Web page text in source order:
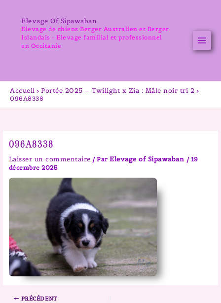
contenuElevage Of Sipawaban
Elevage de chiens Berger Australien et Berger
Islandais - Elevage familial et professionnel
en Occitanie
Accueil Portée 2025 – Twilight x Zia : Mâle noir tri 2
096A8338
096A8338
Laisser un commentaire / ParElevage of Sipawaban / 19
décembre 2025
PRÉCÉDENT